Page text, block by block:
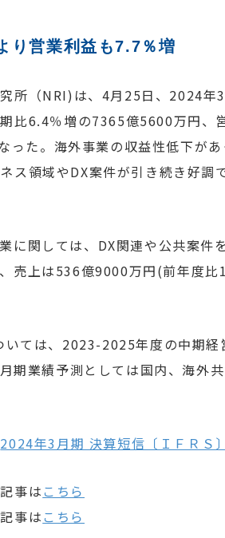
り営業利益も7.7％増
所（NRI)は、4月25日、2024年3
比6.4％増の7365億5600万円、
た。海外事業の収益性低下があ
ス領域やDX案件が引き続き好調
に関しては、DX関連や公共案件
売上は536億9000万円(前年度比
ては、2023-2025年度の中期経
期業績予測としては国内、海外
2024年3月期 決算短信〔ＩＦＲＳ
事は こちら
事は こちら